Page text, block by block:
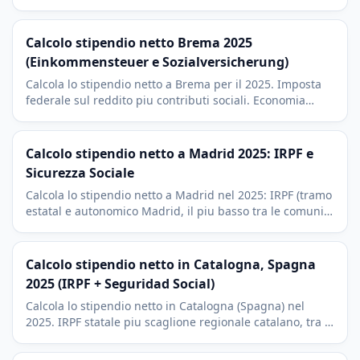
Calcolo stipendio netto Brema 2025
(Einkommensteuer e Sozialversicherung)
Calcola lo stipendio netto a Brema per il 2025. Imposta
federale sul reddito piu contributi sociali. Economia
del 9 percento.
Calcolo stipendio netto a Madrid 2025: IRPF e
Sicurezza Sociale
Calcola lo stipendio netto a Madrid nel 2025: IRPF (tramo
estatal e autonomico Madrid, il piu basso tra le comunita
autonomiche piu basse della Spagna.
Calcolo stipendio netto in Catalogna, Spagna
2025 (IRPF + Seguridad Social)
Calcola lo stipendio netto in Catalogna (Spagna) nel
2025. IRPF statale piu scaglione regionale catalano, tra i
Barcellona.